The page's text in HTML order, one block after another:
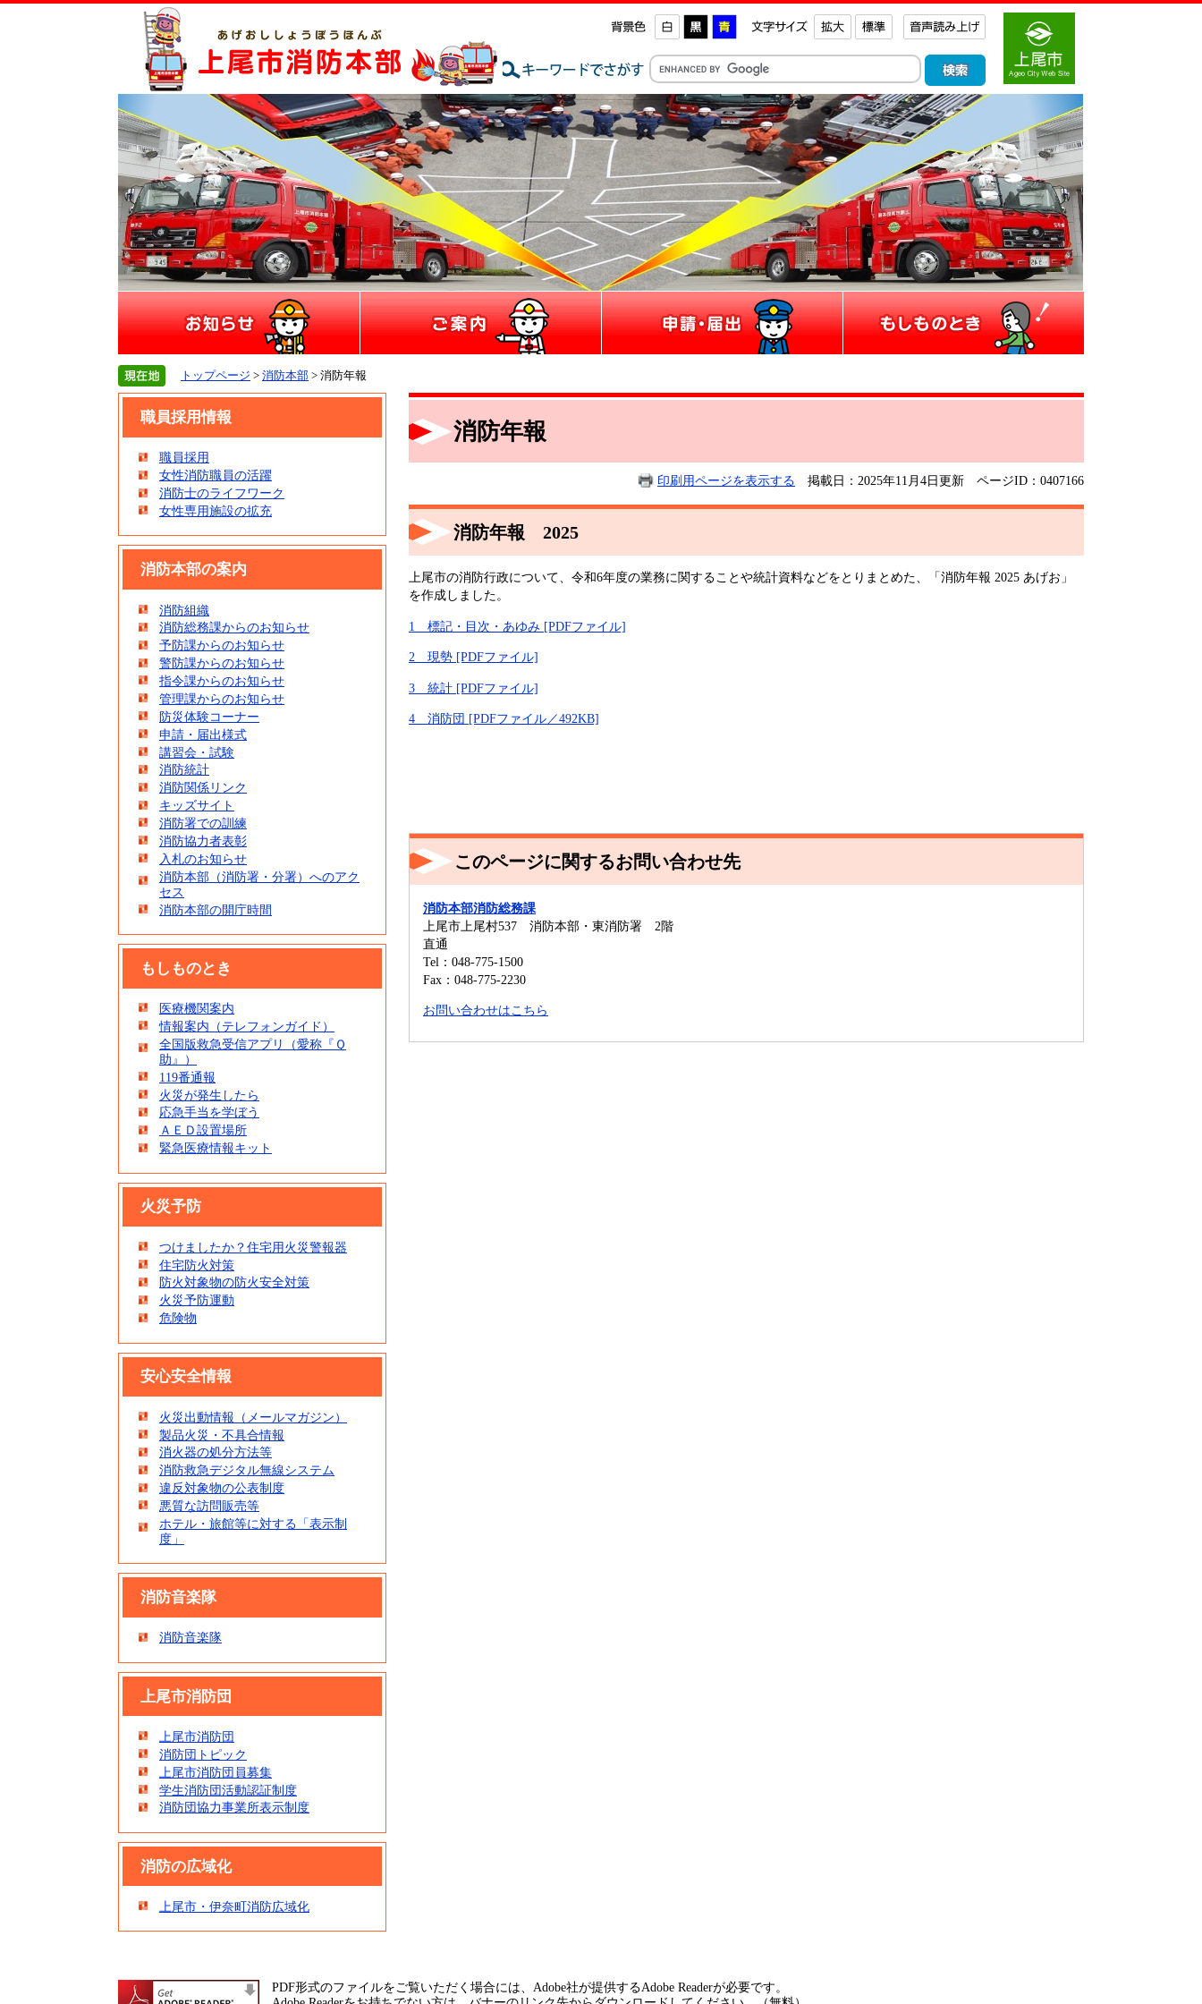
トップページ > 消防本部 > 消防年報
職員採用情報
職員採用
女性消防職員の活躍
消防士のライフワーク
女性専用施設の拡充
消防本部の案内
消防組織
消防総務課からのお知らせ
予防課からのお知らせ
警防課からのお知らせ
指令課からのお知らせ
管理課からのお知らせ
防災体験コーナー
申請・届出様式
講習会・試験
消防統計
消防関係リンク
キッズサイト
消防署での訓練
消防協力者表彰
入札のお知らせ
消防本部（消防署・分署）へのアク
セス
消防本部の開庁時間
もしものとき
医療機関案内
情報案内（テレフォンガイド）
全国版救急受信アプリ（愛称『Ｑ
助』）
119番通報
火災が発生したら
応急手当を学ぼう
ＡＥＤ設置場所
緊急医療情報キット
火災予防
つけましたか？住宅用火災警報器
住宅防火対策
防火対象物の防火安全対策
火災予防運動
危険物
安心安全情報
火災出動情報（メールマガジン）
製品火災・不具合情報
消火器の処分方法等
消防救急デジタル無線システム
違反対象物の公表制度
悪質な訪問販売等
ホテル・旅館等に対する「表示制
度」
消防音楽隊
消防音楽隊
上尾市消防団
上尾市消防団
消防団トピック
上尾市消防団員募集
学生消防団活動認証制度
消防団協力事業所表示制度
消防の広域化
上尾市・伊奈町消防広域化
消防年報
印刷用ページを表示する 掲載日：2025年11月4日更新 ページID：0407166
消防年報 2025
上尾市の消防行政について、令和6年度の業務に関することや統計資料などをとりまとめた、「消防年報 2025 あげお」
を作成しました。
1 標記・目次・あゆみ [PDFファイル]
2 現勢 [PDFファイル]
3 統計 [PDFファイル]
4 消防団 [PDFファイル／492KB]
このページに関するお問い合わせ先
消防本部消防総務課
上尾市上尾村537 消防本部・東消防署 2階
直通
Tel：048-775-1500
Fax：048-775-2230
お問い合わせはこちら
PDF形式のファイルをご覧いただく場合には、Adobe社が提供するAdobe Readerが必要です。